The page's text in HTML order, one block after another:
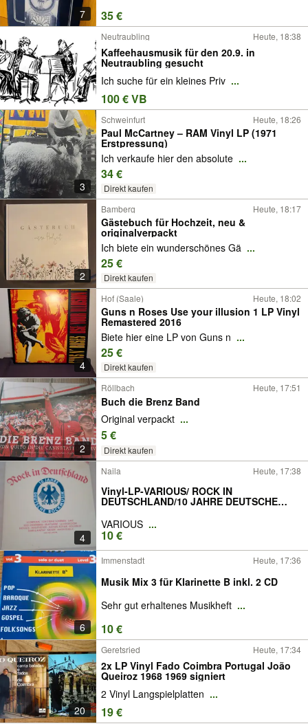
7 35 €
Neutraubling Heute, 18:38
Kaffeehausmusik für den 20.9. in
Neutraubling gesucht
Ich suche für ein kleines Priv ...
100 € VB
3
Schweinfurt Heute, 18:26
Paul McCartney – RAM Vinyl LP (1971
Erstpressung)
Ich verkaufe hier den absolute ...
34 €
Direkt kaufen
2
Bamberg Heute, 18:17
Gästebuch für Hochzeit, neu &
originalverpackt
Ich biete ein wunderschönes Gä ...
25 €
Direkt kaufen
4
Hof (Saale) Heute, 18:02
Guns n Roses Use your illusion 1 LP Vinyl
Remastered 2016
Biete hier eine LP von Guns n ...
25 €
Direkt kaufen
2
Röllbach Heute, 17:51
Buch die Brenz Band
Original verpackt ...
5 €
Direkt kaufen
4
Naila Heute, 17:38
Vinyl-LP-VARIOUS/ ROCK IN
DEUTSCHLAND/10 JAHRE DEUTSCHE
VARIOUS ...
10 €
6
Immenstadt Heute, 17:36
Musik Mix 3 für Klarinette B inkl. 2 CD
Sehr gut erhaltenes Musikheft ...
10 €
20
Geretsried Heute, 17:34
2x LP Vinyl Fado Coimbra Portugal João
Queiroz 1968 1969 signiert
2 Vinyl Langspielplatten ...
19 €